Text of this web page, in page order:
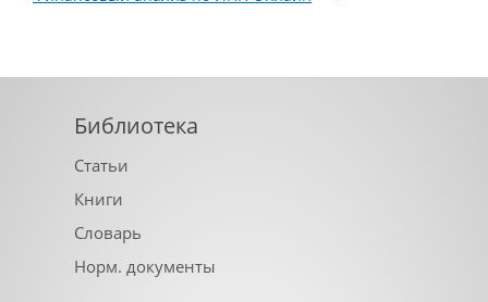
Библиотека
Статьи
Книги
Словарь
Норм. документы